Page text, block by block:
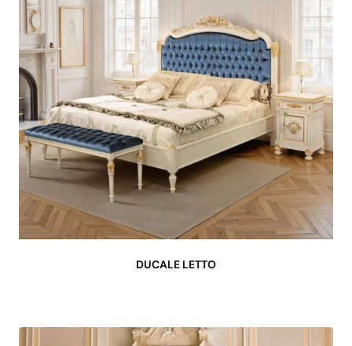
DUCALE LETTO